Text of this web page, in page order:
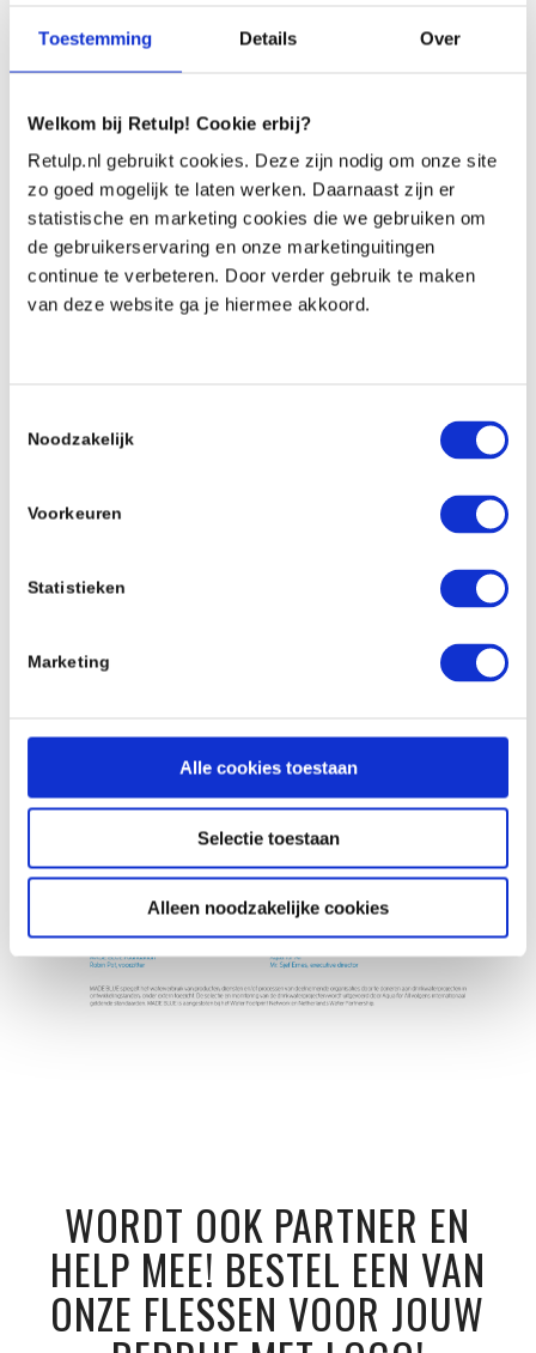
Toestemming Details Over
Welkom bij Retulp! Cookie erbij?
Retulp.nl gebruikt cookies. Deze zijn nodig om onze site
zo goed mogelijk te laten werken. Daarnaast zijn er
statistische en marketing cookies die we gebruiken om
de gebruikerservaring en onze marketinguitingen
continue te verbeteren. Door verder gebruik te maken
van deze website ga je hiermee akkoord.
Noodzakelijk
Voorkeuren
Statistieken
Marketing
Alle cookies toestaan
Selectie toestaan
Alleen noodzakelijke cookies
organisatie die zoveel mogelijk
bedrijven wil enthousiasmeren om
mee te doen de wereld een stukje
beter te maken. Tot nu toe heeft
Made Blue geholpen om 2,5
miljard schoon drinkwater te
realiseren en om in de woorden
van Machiel te blijven ‘we zijn nog
WORDT OOK PARTNER EN
HELP MEE! BESTEL EEN VAN
ONZE FLESSEN VOOR JOUW